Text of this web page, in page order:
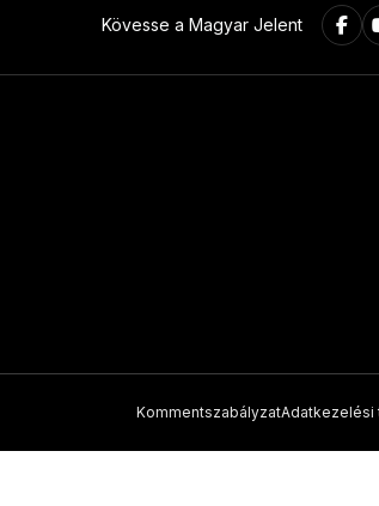
Kövesse a Magyar Jelent
KommentszabályzatAdatkezelési